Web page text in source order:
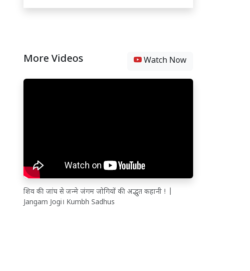
More Videos Watch Now
शिव की जांघ से जन्मे जंगम जोगियों की अद्भुत कहानी ! |
Jangam Jogi। Kumbh Sadhus